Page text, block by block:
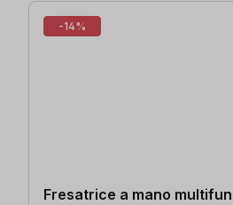
6 articoli trovati
-14%
Fresatrice a mano